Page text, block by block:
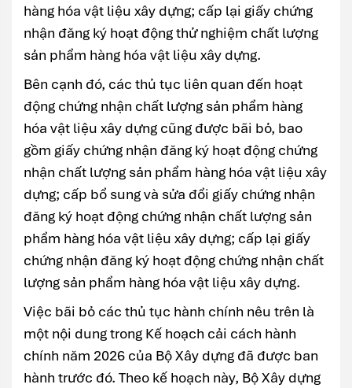
hàng hóa vật liệu xây dựng; cấp lại giấy chứng
nhận đăng ký hoạt động thử nghiệm chất lượng
sản phẩm hàng hóa vật liệu xây dựng.
Bên cạnh đó, các thủ tục liên quan đến hoạt
động chứng nhận chất lượng sản phẩm hàng
hóa vật liệu xây dựng cũng được bãi bỏ, bao
gồm giấy chứng nhận đăng ký hoạt động chứng
nhận chất lượng sản phẩm hàng hóa vật liệu xây
dựng; cấp bổ sung và sửa đổi giấy chứng nhận
đăng ký hoạt động chứng nhận chất lượng sản
phẩm hàng hóa vật liệu xây dựng; cấp lại giấy
chứng nhận đăng ký hoạt động chứng nhận chất
lượng sản phẩm hàng hóa vật liệu xây dựng.
Việc bãi bỏ các thủ tục hành chính nêu trên là
một nội dung trong Kế hoạch cải cách hành
chính năm 2026 của Bộ Xây dựng đã được ban
hành trước đó. Theo kế hoạch này, Bộ Xây dựng